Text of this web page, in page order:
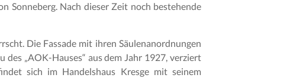
Sonneberg. Nach dieser Zeit noch bestehende
Die Fassade mit ihren Säulenanordnungen
„AOK-Hauses“ aus dem Jahr 1927, verziert
sich im Handelshaus Kresge mit seinem